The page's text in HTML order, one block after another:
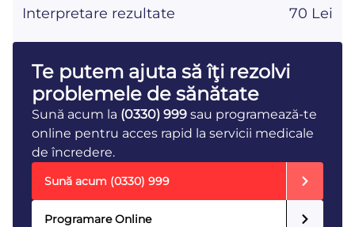
Interpretare rezultate 70 Lei
Te putem ajuta să îţi rezolvi
problemele de sănătate
Sună acum la (0330) 999 sau programează-te
online pentru acces rapid la servicii medicale
de încredere.
Sună acum (0330) 999
Programare Online